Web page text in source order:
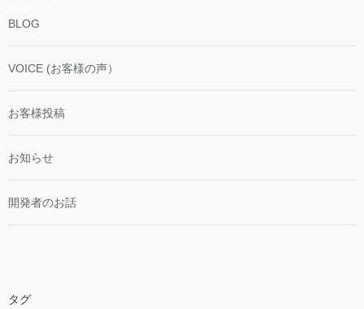
BLOG
VOICE (お客様の声）
お客様投稿
お知らせ
開発者のお話
タグ